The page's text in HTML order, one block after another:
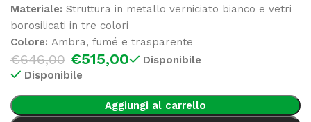
Materiale: Struttura in metallo verniciato bianco e vetri
borosilicati in tre colori
Colore: Ambra, fumé e trasparente
€646,00 €515,00
Disponibile
Disponibile
Aggiungi al carrello